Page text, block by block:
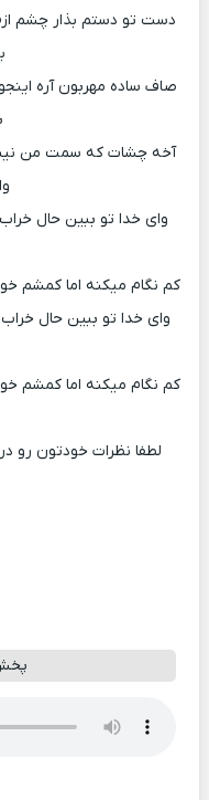
دست تو دستم بذار چشم
صاف ساده مهربون آره
آخه چشات که سمت من
وای خدا تو ببین حال
کم نگام میکنه اما
وای خدا تو ببین حال
کم نگام میکنه اما
لطفا نظرات خودتون